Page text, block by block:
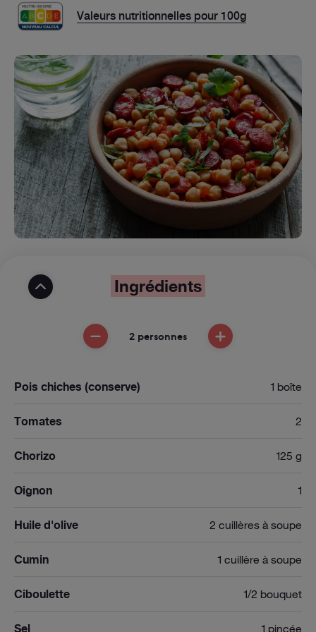
Valeurs nutritionnelles pour 100g
Ingrédients
ENLEVER UNE PERSONNE
2 personnes AJOUTER UNE
Pois chiches (conserve) 1 boîte
Tomates 2
Chorizo 125 g
Oignon 1
Huile d'olive 2 cuillères à soupe
Cumin 1 cuillère à soupe
Ciboulette 1/2 bouquet
Sel 1 pincée